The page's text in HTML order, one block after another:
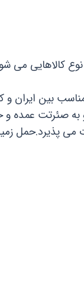
کالاهایی می
بین ایران و
عمده و
پذیرد.حمل